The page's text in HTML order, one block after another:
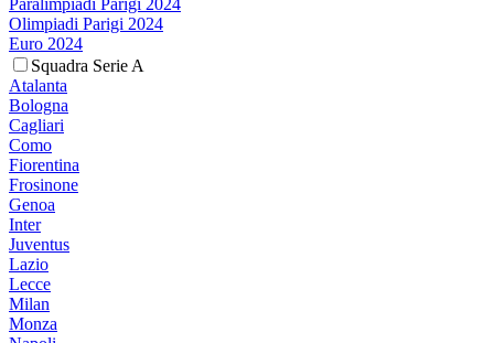
Olimpiadi Parigi 2024
Euro 2024
Squadra Serie A
Atalanta
Bologna
Cagliari
Como
Fiorentina
Frosinone
Genoa
Inter
Juventus
Lazio
Lecce
Milan
Monza